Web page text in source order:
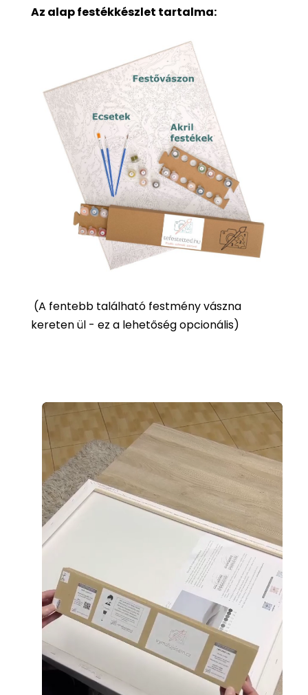
Az alap festékkészlet tartalma:
(A fentebb található festmény vászna
kereten ül - ez a lehetőség opcionális)